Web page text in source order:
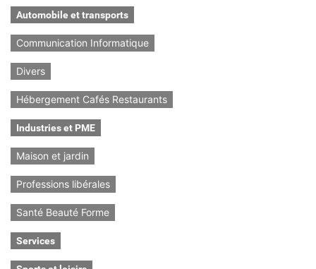
Automobile et transports
Communication Informatique
Divers
Hébergement Cafés Restaurants
Industries et PME
Maison et jardin
Professions libérales
Santé Beauté Forme
Services